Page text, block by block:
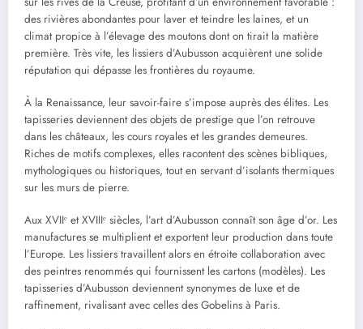
des rivières abondantes pour laver et teindre les laines, et un
climat propice à l’élevage des moutons dont on tirait la matière
première. Très vite, les lissiers d’Aubusson acquièrent une solide
réputation qui dépasse les frontières du royaume.
À la Renaissance, leur savoir-faire s’impose auprès des élites. Les
tapisseries deviennent des objets de prestige que l’on retrouve
dans les châteaux, les cours royales et les grandes demeures.
Riches de motifs complexes, elles racontent des scènes bibliques,
mythologiques ou historiques, tout en servant d’isolants thermiques
sur les murs de pierre.
Aux XVIIᵉ et XVIIIᵉ siècles, l’art d’Aubusson connaît son âge d’or. Les
manufactures se multiplient et exportent leur production dans toute
l’Europe. Les lissiers travaillent alors en étroite collaboration avec
des peintres renommés qui fournissent les cartons (modèles). Les
tapisseries d’Aubusson deviennent synonymes de luxe et de
raffinement, rivalisant avec celles des Gobelins à Paris.